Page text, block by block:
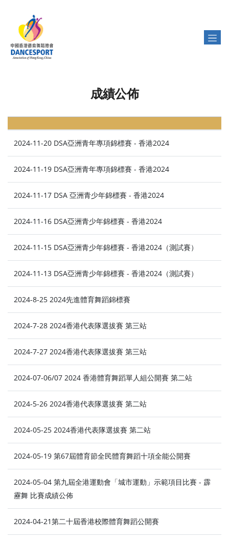
成績公佈
2024-11-20 DSA亞洲青年專項錦標賽 - 香港2024
2024-11-19 DSA亞洲青年專項錦標賽 - 香港2024
2024-11-17 DSA 亞洲青少年錦標賽 - 香港2024
2024-11-16 DSA亞洲青少年錦標賽 - 香港2024
2024-11-15 DSA亞洲青少年錦標賽 - 香港2024（測試賽）
2024-11-13 DSA亞洲青少年錦標賽 - 香港2024（測試賽）
2024-8-25 2024先進體育舞蹈錦標賽
2024-7-28 2024香港代表隊選拔賽 第三站
2024-7-27 2024香港代表隊選拔賽 第三站
2024-07-06/07 2024 香港體育舞蹈單人組公開賽 第二站
2024-5-26 2024香港代表隊選拔賽 第二站
2024-05-25 2024香港代表隊選拔賽 第二站
2024-05-19 第67屆體育節全民體育舞蹈十項全能公開賽
2024-05-04 第九屆全港運動會「城市運動」示範項目比賽 - 霹
靂舞 比賽成績公佈
2024-04-21第二十屆香港校際體育舞蹈公開賽